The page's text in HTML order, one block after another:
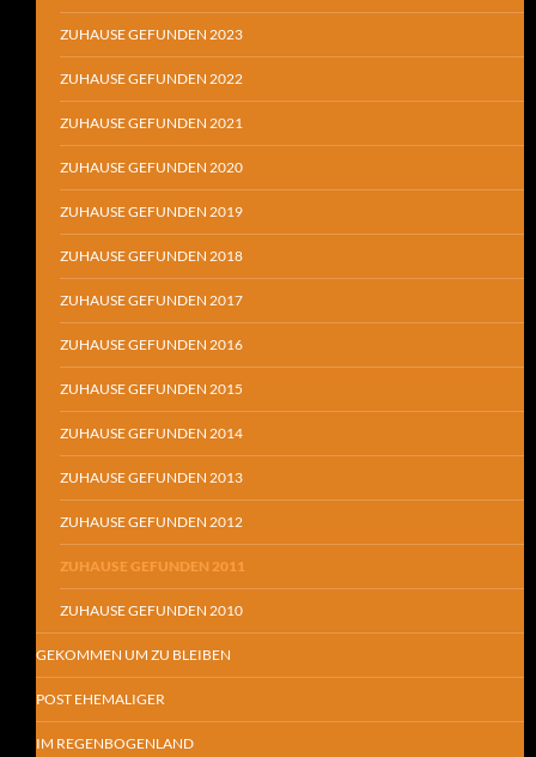
ZUHAUSE GEFUNDEN 2023
ZUHAUSE GEFUNDEN 2022
ZUHAUSE GEFUNDEN 2021
ZUHAUSE GEFUNDEN 2020
ZUHAUSE GEFUNDEN 2019
ZUHAUSE GEFUNDEN 2018
ZUHAUSE GEFUNDEN 2017
ZUHAUSE GEFUNDEN 2016
ZUHAUSE GEFUNDEN 2015
ZUHAUSE GEFUNDEN 2014
ZUHAUSE GEFUNDEN 2013
ZUHAUSE GEFUNDEN 2012
ZUHAUSE GEFUNDEN 2011
ZUHAUSE GEFUNDEN 2010
GEKOMMEN UM ZU BLEIBEN
POST EHEMALIGER
IM REGENBOGENLAND